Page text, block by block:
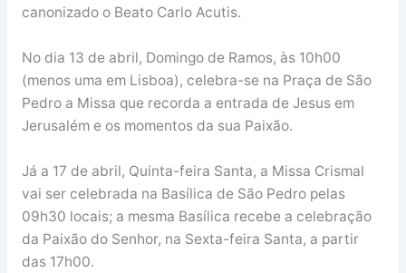
canonizado o Beato Carlo Acutis.
No dia 13 de abril, Domingo de Ramos, às 10h00
(menos uma em Lisboa), celebra-se na Praça de São
Pedro a Missa que recorda a entrada de Jesus em
Jerusalém e os momentos da sua Paixão.
Já a 17 de abril, Quinta-feira Santa, a Missa Crismal
vai ser celebrada na Basílica de São Pedro pelas
09h30 locais; a mesma Basílica recebe a celebração
da Paixão do Senhor, na Sexta-feira Santa, a partir
das 17h00.